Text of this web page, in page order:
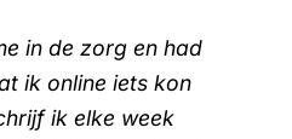
in de zorg en had
ik online iets kon
ik elke week